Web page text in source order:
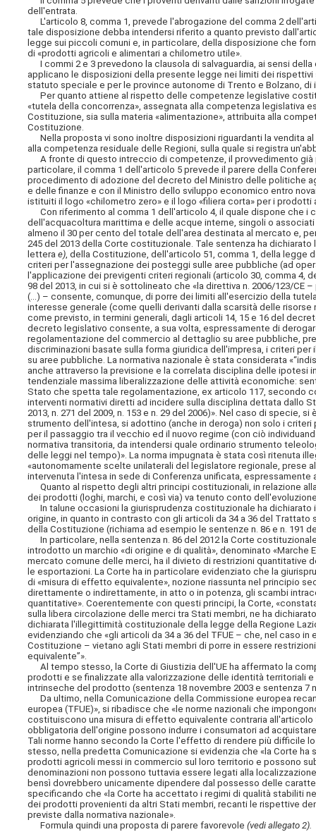
dell'entrata.
L'articolo 8, comma 1, prevede l'abrogazione del comma 2
tale disposizione debba intendersi riferito a quanto previsto
legge sui piccoli comuni e, in particolare, della disposizione che
di «prodotti agricoli e alimentari a chilometro utile».
I commi 2 e 3 prevedono la clausola di salvaguardia, ai sensi
applicano le disposizioni della presente legge nei limiti dei
statuto speciale e per le province autonome di Trento e Bolzano, di
Per quanto attiene al rispetto delle competenze legislative
«tutela della concorrenza», assegnata alla competenza legislativa
Costituzione, sia sulla materia «alimentazione», attribuita alla
Costituzione.
Nella proposta vi sono inoltre disposizioni riguardanti la vendita
alla competenza residuale delle Regioni, sulla quale si registra
A fronte di questo intreccio di competenze, il provvedimento già
particolare, ilcomma 1 dell'articolo 5 prevede il parere della
procedimento di adozione del decreto del Ministro delle politiche
e delle finanze e con il Ministro dello sviluppo economico entro
istituiti il logo «chilometro zero» e il logo «filiera corta» per i prodotti
Con riferimento al comma 1 dell'articolo 4, il quale dispone che i
dell'acquacoltura marittima e delle acque interne, singoli o
almeno il 30 per cento del totale dell'area destinata al mercato e,
245 del 2013 della Corte costituzionale. Tale sentenza ha
letterae), della Costituzione, dell'articolo 51, comma 1, della legge
criteri per l'assegnazione dei posteggi sulle aree pubbliche (ad
l'applicazione dei previgenti criteri regionali (articolo 30, comma 4,
98 del 2013, in cui si è sottolineato che «la direttiva n. 2006/123/
(...) – consente, comunque, di porre dei limiti all'esercizio della
interesse generale (come quelli derivanti dalla scarsità delle
come previsto, in termini generali, dagli articoli 14, 15 e 16 del
decreto legislativo consente, a sua volta, espressamente di
regolamentazione del commercio al dettaglio su aree pubbliche,
discriminazioni basate sulla forma giuridica dell'impresa, i criteri
su aree pubbliche. La normativa nazionale è stata considerata
anche attraverso la previsione e la correlata disciplina delle
tendenziale massima liberalizzazione delle attività economiche:
Stato che spetta tale regolamentazione, ex articolo 117, secondo
interventi normativi diretti ad incidere sulla disciplina dettata dallo
2013, n. 271 del 2009, n. 153 e n. 29 del 2006)». Nel caso di
strumento dell'intesa, si adottino (anche in deroga) non solo i
per il passaggio tra il vecchio ed il nuovo regime (con ciò
normativa transitoria, da intendersi quale ordinario strumento
delle leggi nel tempo)». La norma impugnata è stata così ritenuta
«autonomamente scelte unilaterali del legislatore regionale, prese
intervenuta l'intesa in sede di Conferenza unificata,espressamente
Quanto al rispetto degli altri principi costituzionali, in relazione
dei prodotti (loghi, marchi, e così via) va tenuto conto
In talune occasioni la giurisprudenza costituzionale ha
origine, in quanto in contrasto con gli articoli da 34 a 36 del
della Costituzione (richiama ad esempio le sentenze n. 86 e n. 191
In particolare, nella sentenza n. 86 del 2012 la Corte
introdotto un marchio «di origine e di qualità», denominato
mercato comune delle merci, ha il divieto di restrizioni quantitative
le esportazioni. La Corte ha in particolare evidenziato che la
di «misura di effetto equivalente», nozione riassunta nel principio
direttamente o indirettamente, in atto o in potenza, gli scambi
quantitative». Coerentemente con questi principi, la Corte,
sulla libera circolazione delle merci tra Stati membri, ne ha
dichiarata l'illegittimità costituzionale della legge della Regione
evidenziando che «gli articoli da 34 a 36 del TFUE – che, nel caso
Costituzione – vietano agli Stati membri di porre in essere
equivalente”».
Al tempo stesso, la Corte di Giustizia dell'UE ha affermato la
prodotti e se finalizzate alla valorizzazione delle identità territoriali
intrinseche del prodotto (sentenza 18 novembre 2003 e sentenza 7
Da ultimo, nella Comunicazione della Commissione europea
europea (TFUE)», si ribadisce che «le norme nazionali che
costituiscono una misura di effetto equivalente contraria
obbligatoria dell'origine possono indurre i consumatori ad
Tali norme hanno secondo la Corte l'effetto di rendere più difficile
stesso, nella predetta Comunicazione si evidenzia che «la Corte
prodotti agricoli messi in commercio sul loro territorio e possono
denominazioni non possono tuttavia essere legati alla
bensì dovrebbero unicamente dipendere dal possesso delle
specificando che «la Corte ha accettato i regimi di qualità stabiliti
dei prodotti provenienti da altri Stati membri, recanti le rispettive
previste dalla normativa nazionale».
Formula quindi una proposta di parere favorevole(vedi allegato 2).